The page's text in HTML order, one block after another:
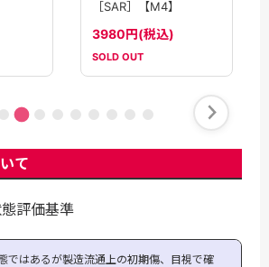
［SAR］【M4】
3980円(税込)
SOLD OUT
て
評価基準
ではあるが製造流通上の初期傷、目視で確